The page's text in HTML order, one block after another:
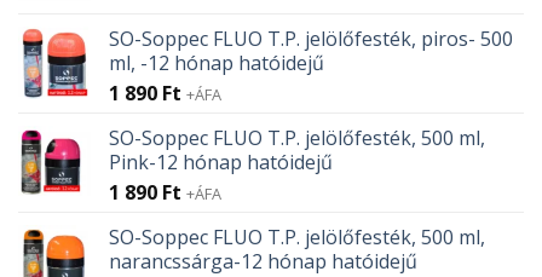
107 Ft.95 Ft.
SO-Soppec FLUO T.P. jelölőfesték, piros- 500
ml, -12 hónap hatóidejű
1 890 Ft +ÁFA
SO-Soppec FLUO T.P. jelölőfesték, 500 ml,
Pink-12 hónap hatóidejű
1 890 Ft +ÁFA
SO-Soppec FLUO T.P. jelölőfesték, 500 ml,
narancssárga-12 hónap hatóidejű